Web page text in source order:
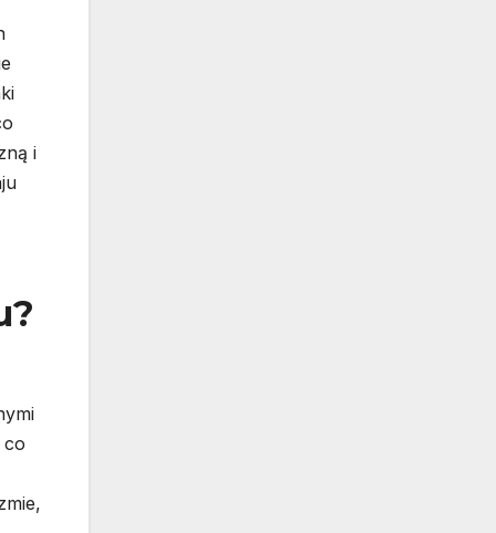
i
co